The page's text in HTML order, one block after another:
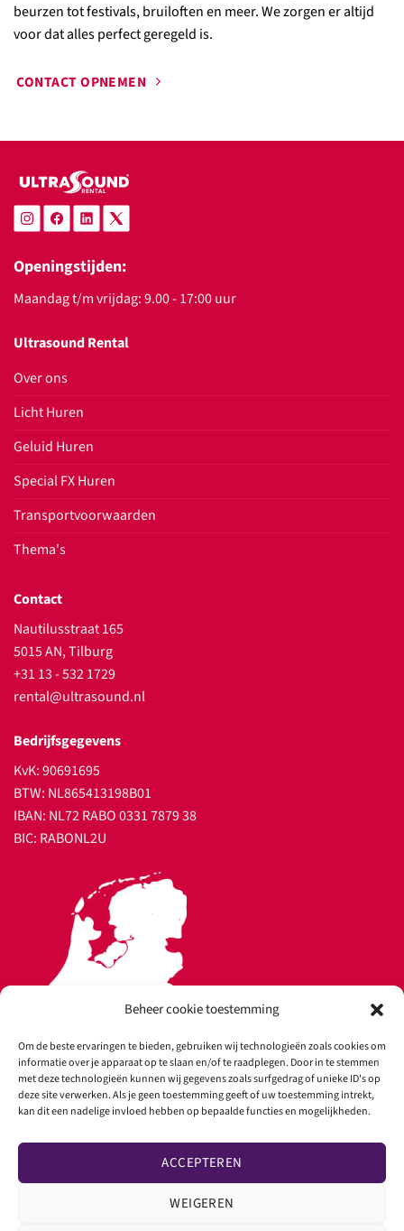
Beheer cookie toestemming
Om de beste ervaringen te bieden, gebruiken wij technologieën zoals cookies om
informatie over je apparaat op te slaan en/of te raadplegen. Door in te stemmen
met deze technologieën kunnen wij gegevens zoals surfgedrag of unieke ID's op
deze site verwerken. Als je geen toestemming geeft of uw toestemming intrekt,
kan dit een nadelige invloed hebben op bepaalde functies en mogelijkheden.
ACCEPTEREN
WEIGEREN
beurzen tot festivals, bruiloften en meer. We zorgen er altijd
voor dat alles perfect geregeld is.
CONTACT OPNEMEN
Openingstijden:
Maandag t/m vrijdag: 9.00 - 17:00 uur
Ultrasound Rental
Over ons
Licht Huren
Geluid Huren
Special FX Huren
Transportvoorwaarden
Thema's
Contact
Nautilusstraat 165
5015 AN, Tilburg
+31 13 - 532 1729
rental@ultrasound.nl
Bedrijfsgegevens
KvK: 90691695
BTW: NL865413198B01
IBAN: NL72 RABO 0331 7879 38
BIC: RABONL2U
Copyright 2026 ©Ultrasound Rental